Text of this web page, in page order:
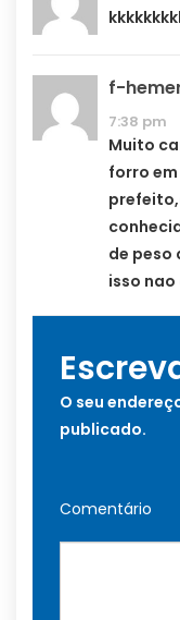
f-
7:38 pm
Muito
forro
de peso
isso
O seu
publicado.
Comentário